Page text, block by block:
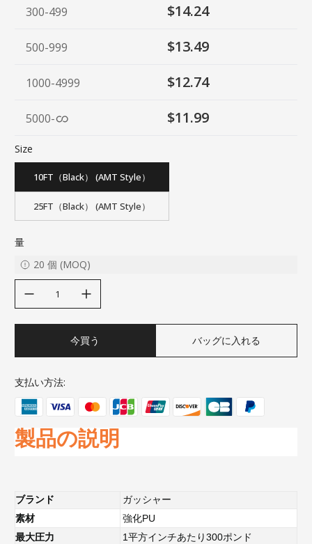
300-499 $14.24
500-999 $13.49
1000-4999 $12.74
5000- $11.99
Size
10FT（Black） (AMT Style）
25FT（Black） (AMT Style）
量
20 個 (MOQ)
今買う バッグに入れる
支払い方法:
製品の説明
ブランド
ガッシャー
素材
強化PU
最大圧力
1平方インチあたり300ポンド